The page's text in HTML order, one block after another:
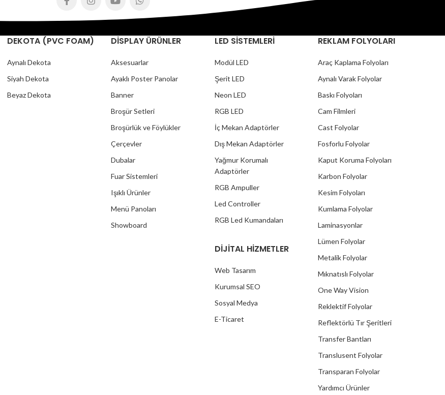
DEKOTA (PVC FOAM)
Aynalı Dekota
Siyah Dekota
Beyaz Dekota
DİSPLAY ÜRÜNLER
Aksesuarlar
Ayaklı Poster Panolar
Banner
Broşür Setleri
Broşürlük ve Föylükler
Çerçevler
Dubalar
Fuar Sistemleri
Işıklı Ürünler
Menü Panoları
Showboard
LED SİSTEMLERİ
Modül LED
Şerit LED
Neon LED
RGB LED
İç Mekan Adaptörler
Dış Mekan Adaptörler
Yağmur Korumalı
Adaptörler
RGB Ampuller
Led Controller
RGB Led Kumandaları
DİJİTAL HİZMETLER
Web Tasarım
Kurumsal SEO
Sosyal Medya
E-Ticaret
REKLAM FOLYOLARI
Araç Kaplama Folyoları
Aynalı Varak Folyolar
Baskı Folyoları
Cam Filmleri
Cast Folyolar
Fosforlu Folyolar
Kaput Koruma Folyoları
Karbon Folyolar
Kesim Folyoları
Kumlama Folyolar
Laminasyonlar
Lümen Folyolar
Metalik Folyolar
Mıknatıslı Folyolar
One Way Vision
Reklektif Folyolar
Reflektörlü Tır Şeritleri
Transfer Bantları
Translusent Folyolar
Transparan Folyolar
Yardımcı Ürünler